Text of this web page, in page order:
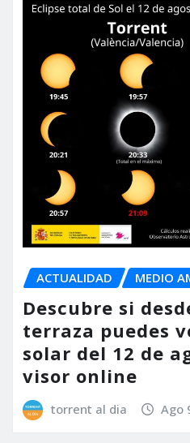
ACTUALIDAD MEDIO
Descubre si
terraza puedes
solar del 12 de
visor online
torrent al dia Ago